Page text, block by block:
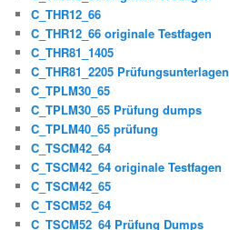
C_THR12_66
C_THR12_66 originale Testfagen
C_THR81_1405
C_THR81_2205 Prüfungsunterlagen
C_TPLM30_65
C_TPLM30_65 Prüfung dumps
C_TPLM40_65 prüfung
C_TSCM42_64
C_TSCM42_64 originale Testfagen
C_TSCM42_65
C_TSCM52_64
C_TSCM52_64 Prüfung Dumps